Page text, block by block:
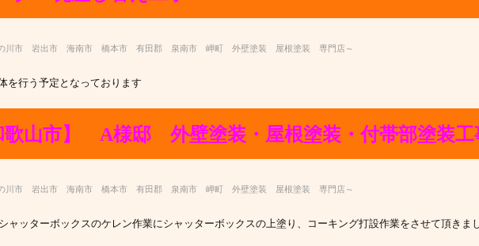
川市 岩出市 海南市 橋本市 有田郡 泉南市 岬町 外壁塗装 屋根塗装 専門店～
を行う予定となっております
歌山市】 A様邸 外壁塗装・屋根塗装・付帯部塗装工
川市 岩出市 海南市 橋本市 有田郡 泉南市 岬町 外壁塗装 屋根塗装 専門店～
ャッターボックスのケレン作業にシャッターボックスの上塗り、コーキング打設作業をさせて頂きまし